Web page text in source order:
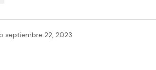
septiembre 22, 2023